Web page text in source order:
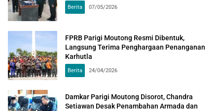
Berita 07/05/2026
FPRB Parigi Moutong Resmi Dibentuk,
Langsung Terima Penghargaan Penanganan
Karhutla
Berita 24/04/2026
Damkar Parigi Moutong Disorot, Chandra
Setiawan Desak Penambahan Armada dan